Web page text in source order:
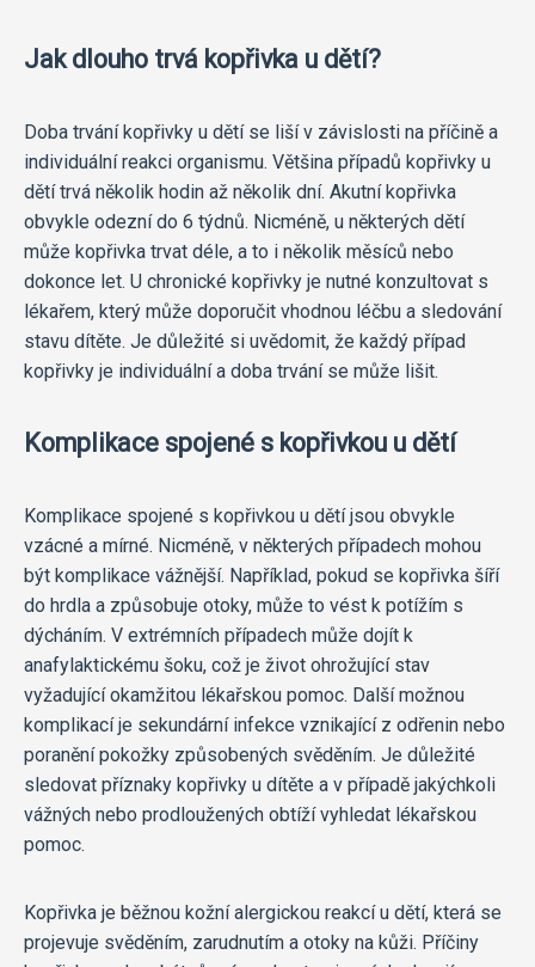
Jak dlouho trvá kopřivka u dětí?
Doba trvání kopřivky u dětí se liší v závislosti na příčině a
individuální reakci organismu. Většina případů kopřivky u
dětí trvá několik hodin až několik dní. Akutní kopřivka
obvykle odezní do 6 týdnů. Nicméně, u některých dětí
může kopřivka trvat déle, a to i několik měsíců nebo
dokonce let. U chronické kopřivky je nutné konzultovat s
lékařem, který může doporučit vhodnou léčbu a sledování
stavu dítěte. Je důležité si uvědomit, že každý případ
kopřivky je individuální a doba trvání se může lišit.
Komplikace spojené s kopřivkou u dětí
Komplikace spojené s kopřivkou u dětí jsou obvykle
vzácné a mírné. Nicméně, v některých případech mohou
být komplikace vážnější. Například, pokud se kopřivka šíří
do hrdla a způsobuje otoky, může to vést k potížím s
dýcháním. V extrémních případech může dojít k
anafylaktickému šoku, což je život ohrožující stav
vyžadující okamžitou lékařskou pomoc. Další možnou
komplikací je sekundární infekce vznikající z odřenin nebo
poranění pokožky způsobených svěděním. Je důležité
sledovat příznaky kopřivky u dítěte a v případě jakýchkoli
vážných nebo prodloužených obtíží vyhledat lékařskou
pomoc.
Kopřivka je běžnou kožní alergickou reakcí u dětí, která se
projevuje svěděním, zarudnutím a otoky na kůži. Příčiny